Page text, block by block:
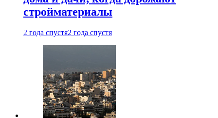
стройматериалы
2 года спустя2 года спустя